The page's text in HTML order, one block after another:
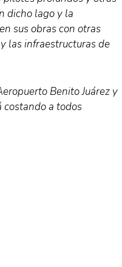
dicho lago y la
sus obras con otras
las infraestructuras de
Benito Juárez y
costando a todos